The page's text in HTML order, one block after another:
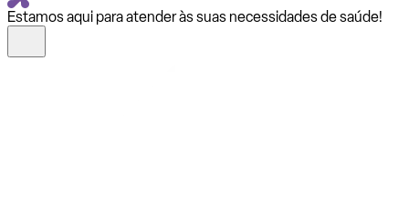
Estamos aqui para atender às suas necessidades de saúde!